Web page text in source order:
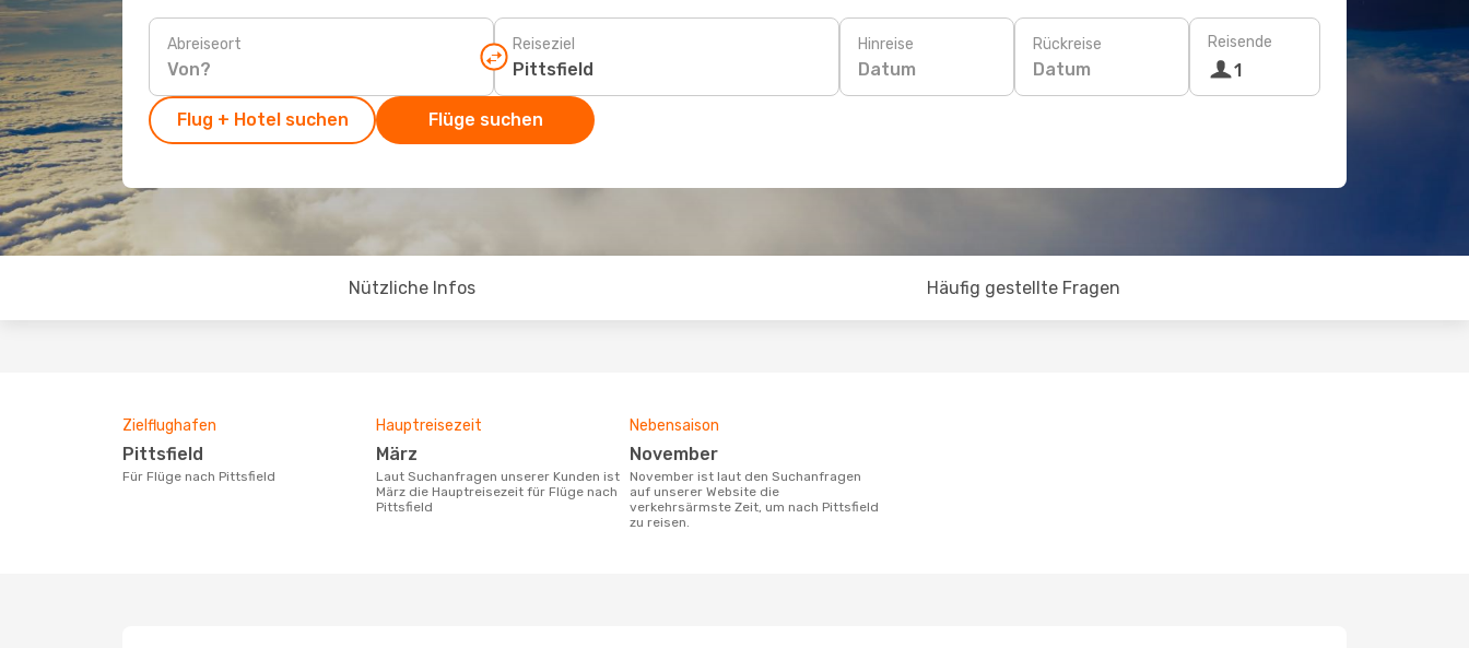
Abreiseort Reiseziel Hinreise
Datum
Rückreise
Datum
Reisende
1
Flug + Hotel suchen Flüge suchen
Nützliche Infos Häufig gestellte Fragen
Zielflughafen
Pittsfield
Für Flüge nach Pittsfield
Hauptreisezeit
März
Laut Suchanfragen unserer Kunden ist
März die Hauptreisezeit für Flüge nach
Pittsfield
Nebensaison
November
November ist laut den Suchanfragen
auf unserer Website die
verkehrsärmste Zeit, um nach Pittsfield
zu reisen.